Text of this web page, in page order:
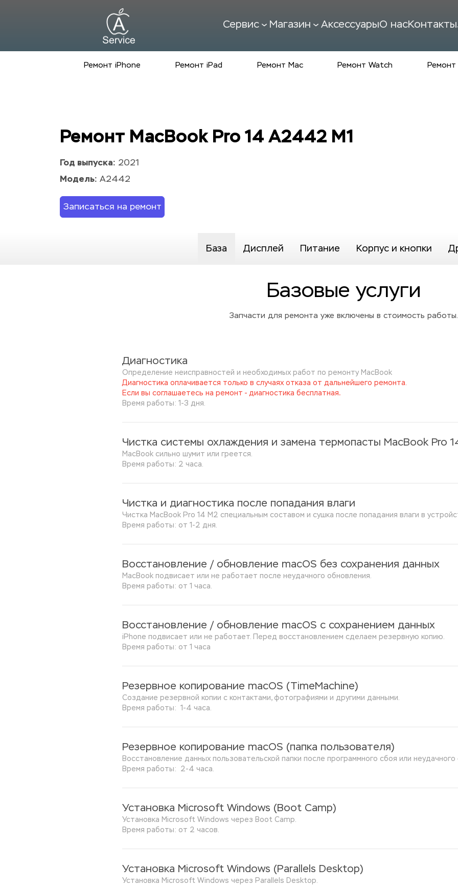
Сервис Магазин АксессуарыО насКонтакты
Ремонт iPhone Ремонт iPad Ремонт Mac Ремонт Watch Ремонт
Ремонт MacBook Pro 14 A2442 M1
Год выпуска: 2021
Модель: A2442
Записаться на ремонт
База Дисплей Питание Корпус и кнопки
Базовые услуги
Запчасти для ремонта уже включены в стоимость работы.
Диагностика
Определение неисправностей и необходимых работ по ремонту MacBook
Диагностика оплачивается только в случаях отказа от дальнейшего ремонта.
Если вы соглашаетесь на ремонт - диагностика бесплатная.
Время работы: 1-3 дня.
Чистка системы охлаждения и замена термопасты MacBook Pro
MacBook сильно шумит или греется.
Время работы: 2 часа.
Чистка и диагностика после попадания влаги
Чистка MacBook Pro 14 M2 специальным составом и сушка после попадания влаги в
Время работы: от 1-2 дня.
Восстановление / обновление macOS без сохранения данных
MacBook подвисает или не работает после неудачного обновления.
Время работы: от 1 часа.
Восстановление / обновление macOS с сохранением данных
iPhone подвисает или не работает. Перед восстановлением сделаем резервную копию.
Время работы: от 1 часа
Резервное копирование macOS (TimeMachine)
Создание резервной копии с контактами, фотографиями и другими данными.
Время работы:  1-4 часа.
Резервное копирование macOS (папка пользователя)
Восстановление данных пользовательской папки после программного сбоя или неудачного
Время работы:  2-4 часа.
Установка Microsoft Windows (Boot Camp)
Установка Microsoft Windows через Boot Camp.
Время работы: от 2 часов.
Установка Microsoft Windows (Parallels Desktop)
Установка Microsoft Windows через Parallels Desktop.